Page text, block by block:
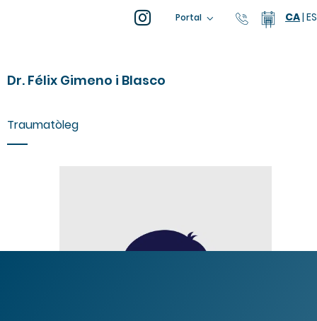
Portal 93 805 04
CA| ES
Dr. Félix Gimeno i Blasco
Traumatòleg